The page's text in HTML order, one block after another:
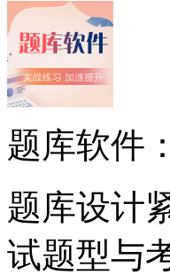
题库软件
题库设计
试题型与